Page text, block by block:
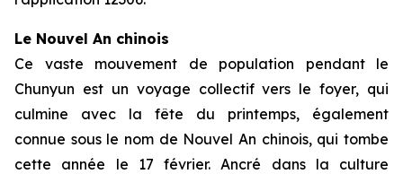
Le Nouvel An chinois
Ce vaste mouvement de population pendant le
Chunyun est un voyage collectif vers le foyer, qui
culmine avec la fête du printemps, également
connue sous le nom de Nouvel An chinois, qui tombe
cette année le 17 février. Ancré dans la culture